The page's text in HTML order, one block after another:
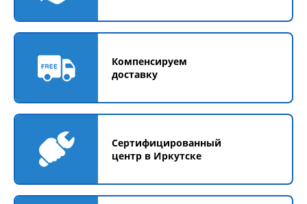
Компенсируем
доставку
Сертифицированный
центр в Иркутске